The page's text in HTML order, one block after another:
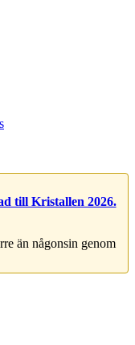
till Kristallen 2026.
än någonsin genom